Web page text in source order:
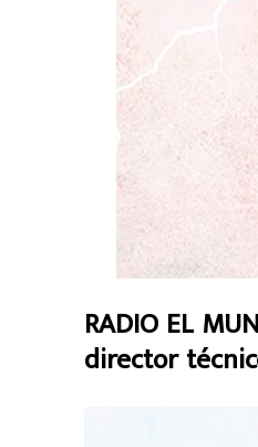
RADIO EL
director